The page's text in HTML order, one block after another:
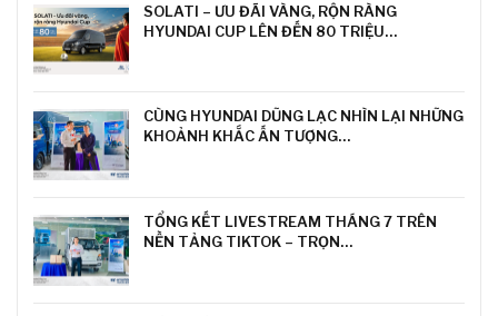
SOLATI – ƯU ĐÃI VÀNG, RỘN RÀNG
HYUNDAI CUP LÊN ĐẾN 80 TRIỆU…
CÙNG HYUNDAI DŨNG LẠC NHÌN LẠI NHỮNG
KHOẢNH KHẮC ẤN TƯỢNG…
TỔNG KẾT LIVESTREAM THÁNG 7 TRÊN
NỀN TẢNG TIKTOK – TRỌN…